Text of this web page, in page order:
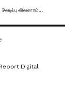
Digital